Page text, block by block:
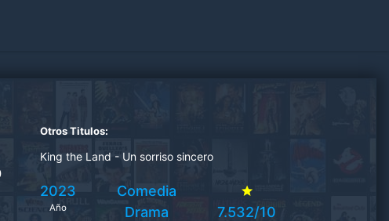
Otros Titulos:
King the Land - Un sorriso sincero
2023
Año
Comedia
Drama
7.532/10